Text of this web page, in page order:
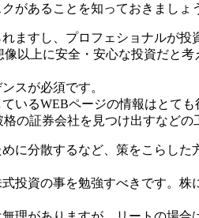
があることを知っておきましょ
ますし、プロフェショナルが投
以上に安全・安心な投資だと
スが必須です。
いるWEBページの情報はとても
の証券会社を見つけ出すなどの
に分散するなど、策をこらした
投資の事を勉強すべきです。株